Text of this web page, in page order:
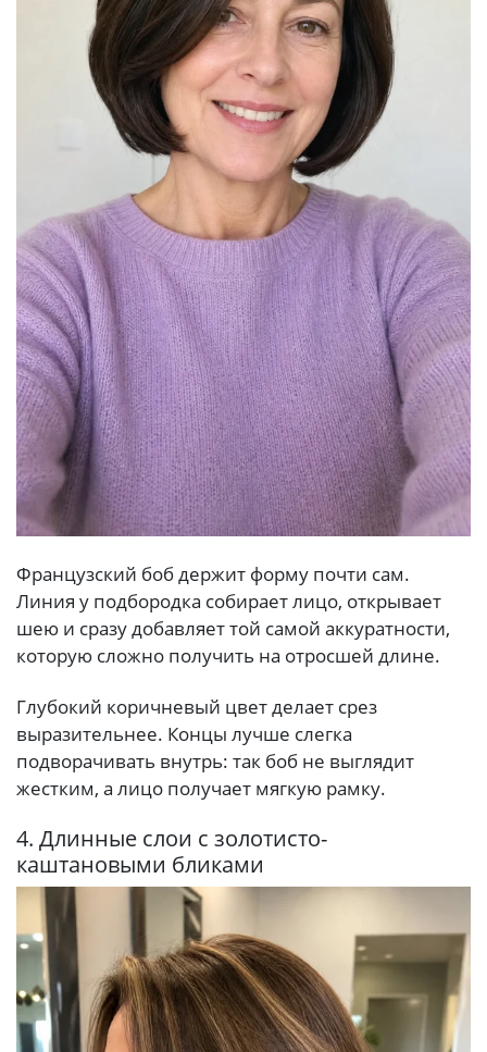
Французский боб держит форму почти сам.
Линия у подбородка собирает лицо, открывает
шею и сразу добавляет той самой аккуратности,
которую сложно получить на отросшей длине.
Глубокий коричневый цвет делает срез
выразительнее. Концы лучше слегка
подворачивать внутрь: так боб не выглядит
жестким, а лицо получает мягкую рамку.
4. Длинные слои с золотисто-
каштановыми бликами